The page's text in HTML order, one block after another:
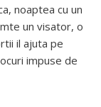
noaptea cu un
un visator, o
il ajuta pe
impuse de